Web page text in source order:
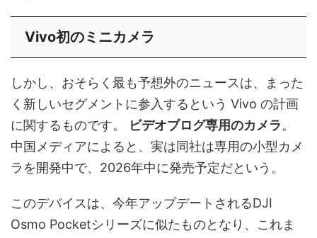
Vivo初のミニカメラ
しかし、おそらく最も予想外のニュースは、まった
く新しいセグメントに参入するという Vivo の計画
に関するものです。
ビデオブログ専用のカメラ。
中国メディアによると、実は同社は専用の小型カメ
ラを開発中で、2026年中に発売予定だという。
このデバイスは、今年アップデートされるDJI
Osmo Pocketシリーズに似たものとなり、これま